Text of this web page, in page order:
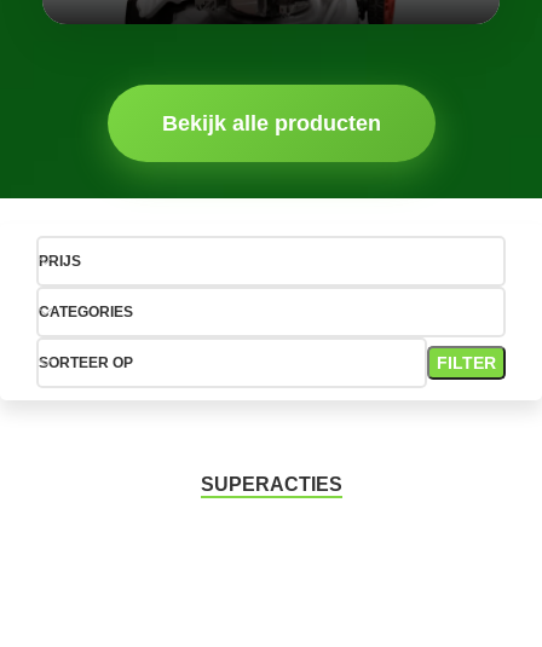
Bekijk alle producten
PRIJS
CATEGORIES
SORTEER OP FILTER
SUPERACTIES